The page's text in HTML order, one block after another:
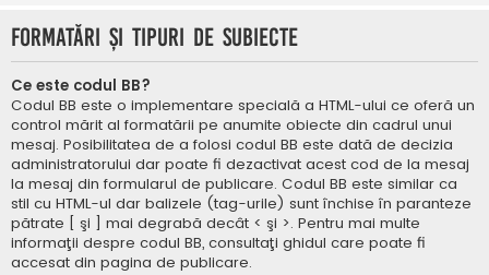
Formatări şi tipuri de subiecte
Ce este codul BB?
Codul BB este o implementare specială a HTML-ului ce oferă un
control mărit al formatării pe anumite obiecte din cadrul unui
mesaj. Posibilitatea de a folosi codul BB este dată de decizia
administratorului dar poate fi dezactivat acest cod de la mesaj
la mesaj din formularul de publicare. Codul BB este similar ca
stil cu HTML-ul dar balizele (tag-urile) sunt închise în paranteze
pătrate [ şi ] mai degrabă decât < şi >. Pentru mai multe
informaţii despre codul BB, consultaţi ghidul care poate fi
accesat din pagina de publicare.